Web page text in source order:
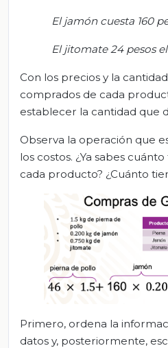
El jamón cuesta 160
El jitomate 24 pesos
Con los precios y la
comprados de cada
establecer la cantidad que
Observa la operación que
los costos. ¿Ya sabes
cada producto? ¿Cuánto
Primero, ordena la
datos y, posteriormente,